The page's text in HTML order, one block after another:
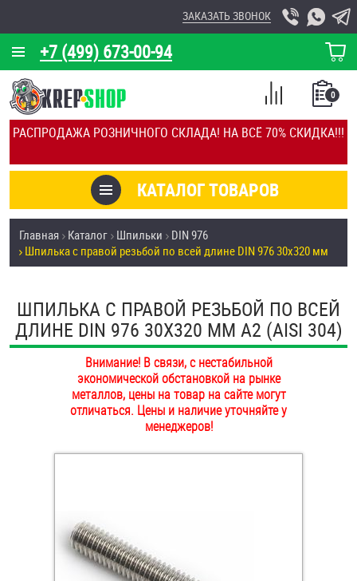
РАСПРОДАЖА РОЗНИЧНОГО СКЛАДА! НА ВСЁ 70% СКИДКА!!!
+7 (499) 673-00-94
ЗАКАЗАТЬ ЗВОНОК
КОРЗИНА
О КОМПАНИИ
КАЛЬКУЛЯТОР
ОТЗЫВЫ
УСЛУГИ
СКИДКИ
ОПТ
ПОКУПАТЕЛЯМ
ОПЛАТА И ДОСТАВКА
НАШИ МАГАЗИНЫ
КАТАЛОГ ТОВАРОВ
0
СПИСОК
СРАВНЕНИЕ
Товары со скидкой
Анкеры
Антивандальный крепёж, инструмент
Болты и винты
Втулки
Заклепки (Гайки-Заклепки)
Главная Каталог Шпильки
DIN 976
Шпилька с правой резьбой по всей длине DIN 976 30х320 мм
ШПИЛЬКА С ПРАВОЙ РЕЗЬБОЙ ПО ВСЕЙ
ДЛИНЕ DIN 976 30Х320 ММ А2 (AISI 304)
Внимание! В связи, с нестабильной
экономической обстановкой на рынке
металлов, цены на товар на сайте могут
отличаться. Цены и наличие уточняйте у
менеджеров!